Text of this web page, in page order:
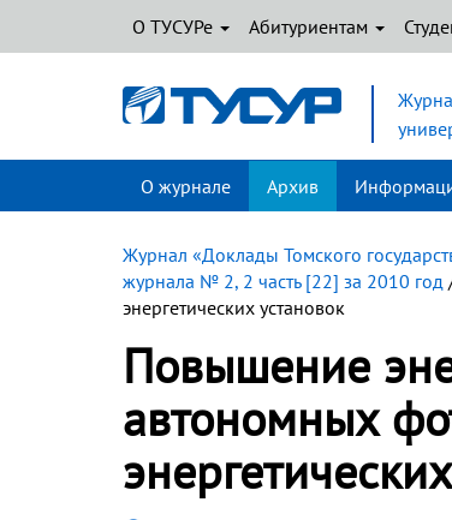
О ТУСУРе Абитуриентам
О журнале Архив
Журнал «Доклады Томского
журнала № 2, 2 часть [22] за 2010 год
энергетических установок
Повышение
автономных